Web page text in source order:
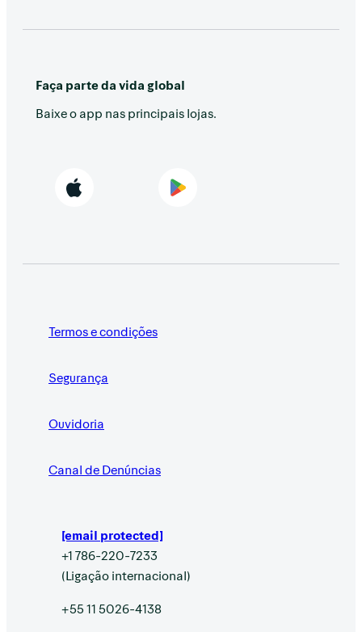
Faça parte da vida global
Baixe o app nas principais lojas.
Termos e condições
Segurança
Ouvidoria
Canal de Denúncias
[email protected]
+1 786-220-7233
(Ligação internacional)
+55 11 5026-4138